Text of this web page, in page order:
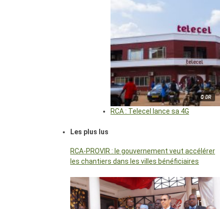
© DR
RCA : Telecel lance sa 4G
Les plus lus
RCA-PROVIR : le gouvernement veut accélérer
les chantiers dans les villes bénéficiaires